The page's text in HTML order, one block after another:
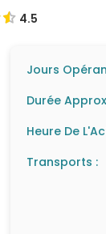
4.5
Jours
Durée
Heure De
Transports :